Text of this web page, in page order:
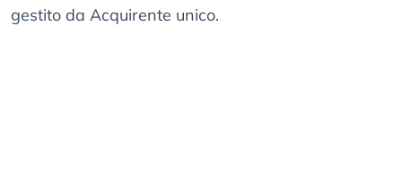
gestito da Acquirente unico.